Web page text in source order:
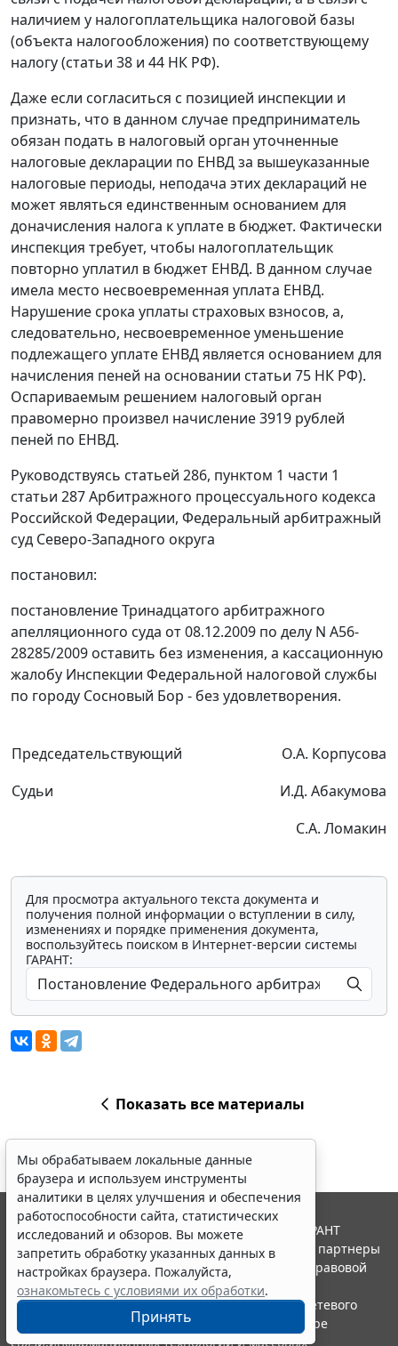
наличием у налогоплательщика налоговой базы
(объекта налогообложения) по соответствующему
налогу (статьи 38 и 44 НК РФ).
Даже если согласиться с позицией инспекции и
признать, что в данном случае предприниматель
обязан подать в налоговый орган уточненные
налоговые декларации по ЕНВД за вышеуказанные
налоговые периоды, неподача этих деклараций не
может являться единственным основанием для
доначисления налога к уплате в бюджет. Фактически
инспекция требует, чтобы налогоплательщик
повторно уплатил в бюджет ЕНВД. В данном случае
имела место несвоевременная уплата ЕНВД.
Нарушение срока уплаты страховых взносов, а,
следовательно, несвоевременное уменьшение
подлежащего уплате ЕНВД является основанием для
начисления пеней на основании статьи 75 НК РФ).
Оспариваемым решением налоговый орган
правомерно произвел начисление 3919 рублей
пеней по ЕНВД.
Руководствуясь статьей 286, пунктом 1 части 1
статьи 287Арбитражного процессуального кодекса
Российской Федерации, Федеральный арбитражный
суд Северо-Западного округа
постановил:
постановлениеТринадцатого арбитражного
апелляционного суда от 08.12.2009 по делу N А56-
28285/2009 оставить без изменения, а кассационную
жалобу Инспекции Федеральной налоговой службы
по городу Сосновый Бор - без удовлетворения.
Председательствующий
О.А. Корпусова
Судьи
И.Д. Абакумова
С.А. Ломакин
Для просмотра актуального текста документа и
получения полной информации о вступлении в силу,
изменениях и порядке применения документа,
воспользуйтесь поиском в Интернет-версии системы
ГАРАНТ:
Показать все материалы
Мы обрабатываем локальные данные
браузера и используем инструменты
аналитики в целях улучшения и обеспечения
работоспособности сайта, статистических
исследований и обзоров. Вы можете
запретить обработку указанных данных в
настройках браузера. Пожалуйста,
ознакомьтесь с условиями их обработки.
Принять
© ООО "НПП "ГАРАНТ-СЕРВИС", 2026. Система ГАРАНТ
выпускается с 1990 года. Компания "Гарант" и ее партнеры
являются участниками Российской ассоциации правовой
информации ГАРАНТ.
Портал ГАРАНТ.РУ зарегистрирован в качестве сетевого
издания Федеральной службой по надзору в сфере
связи,информационных технологий и массовых